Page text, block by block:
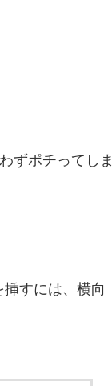
ずポチってしま
すには、横向